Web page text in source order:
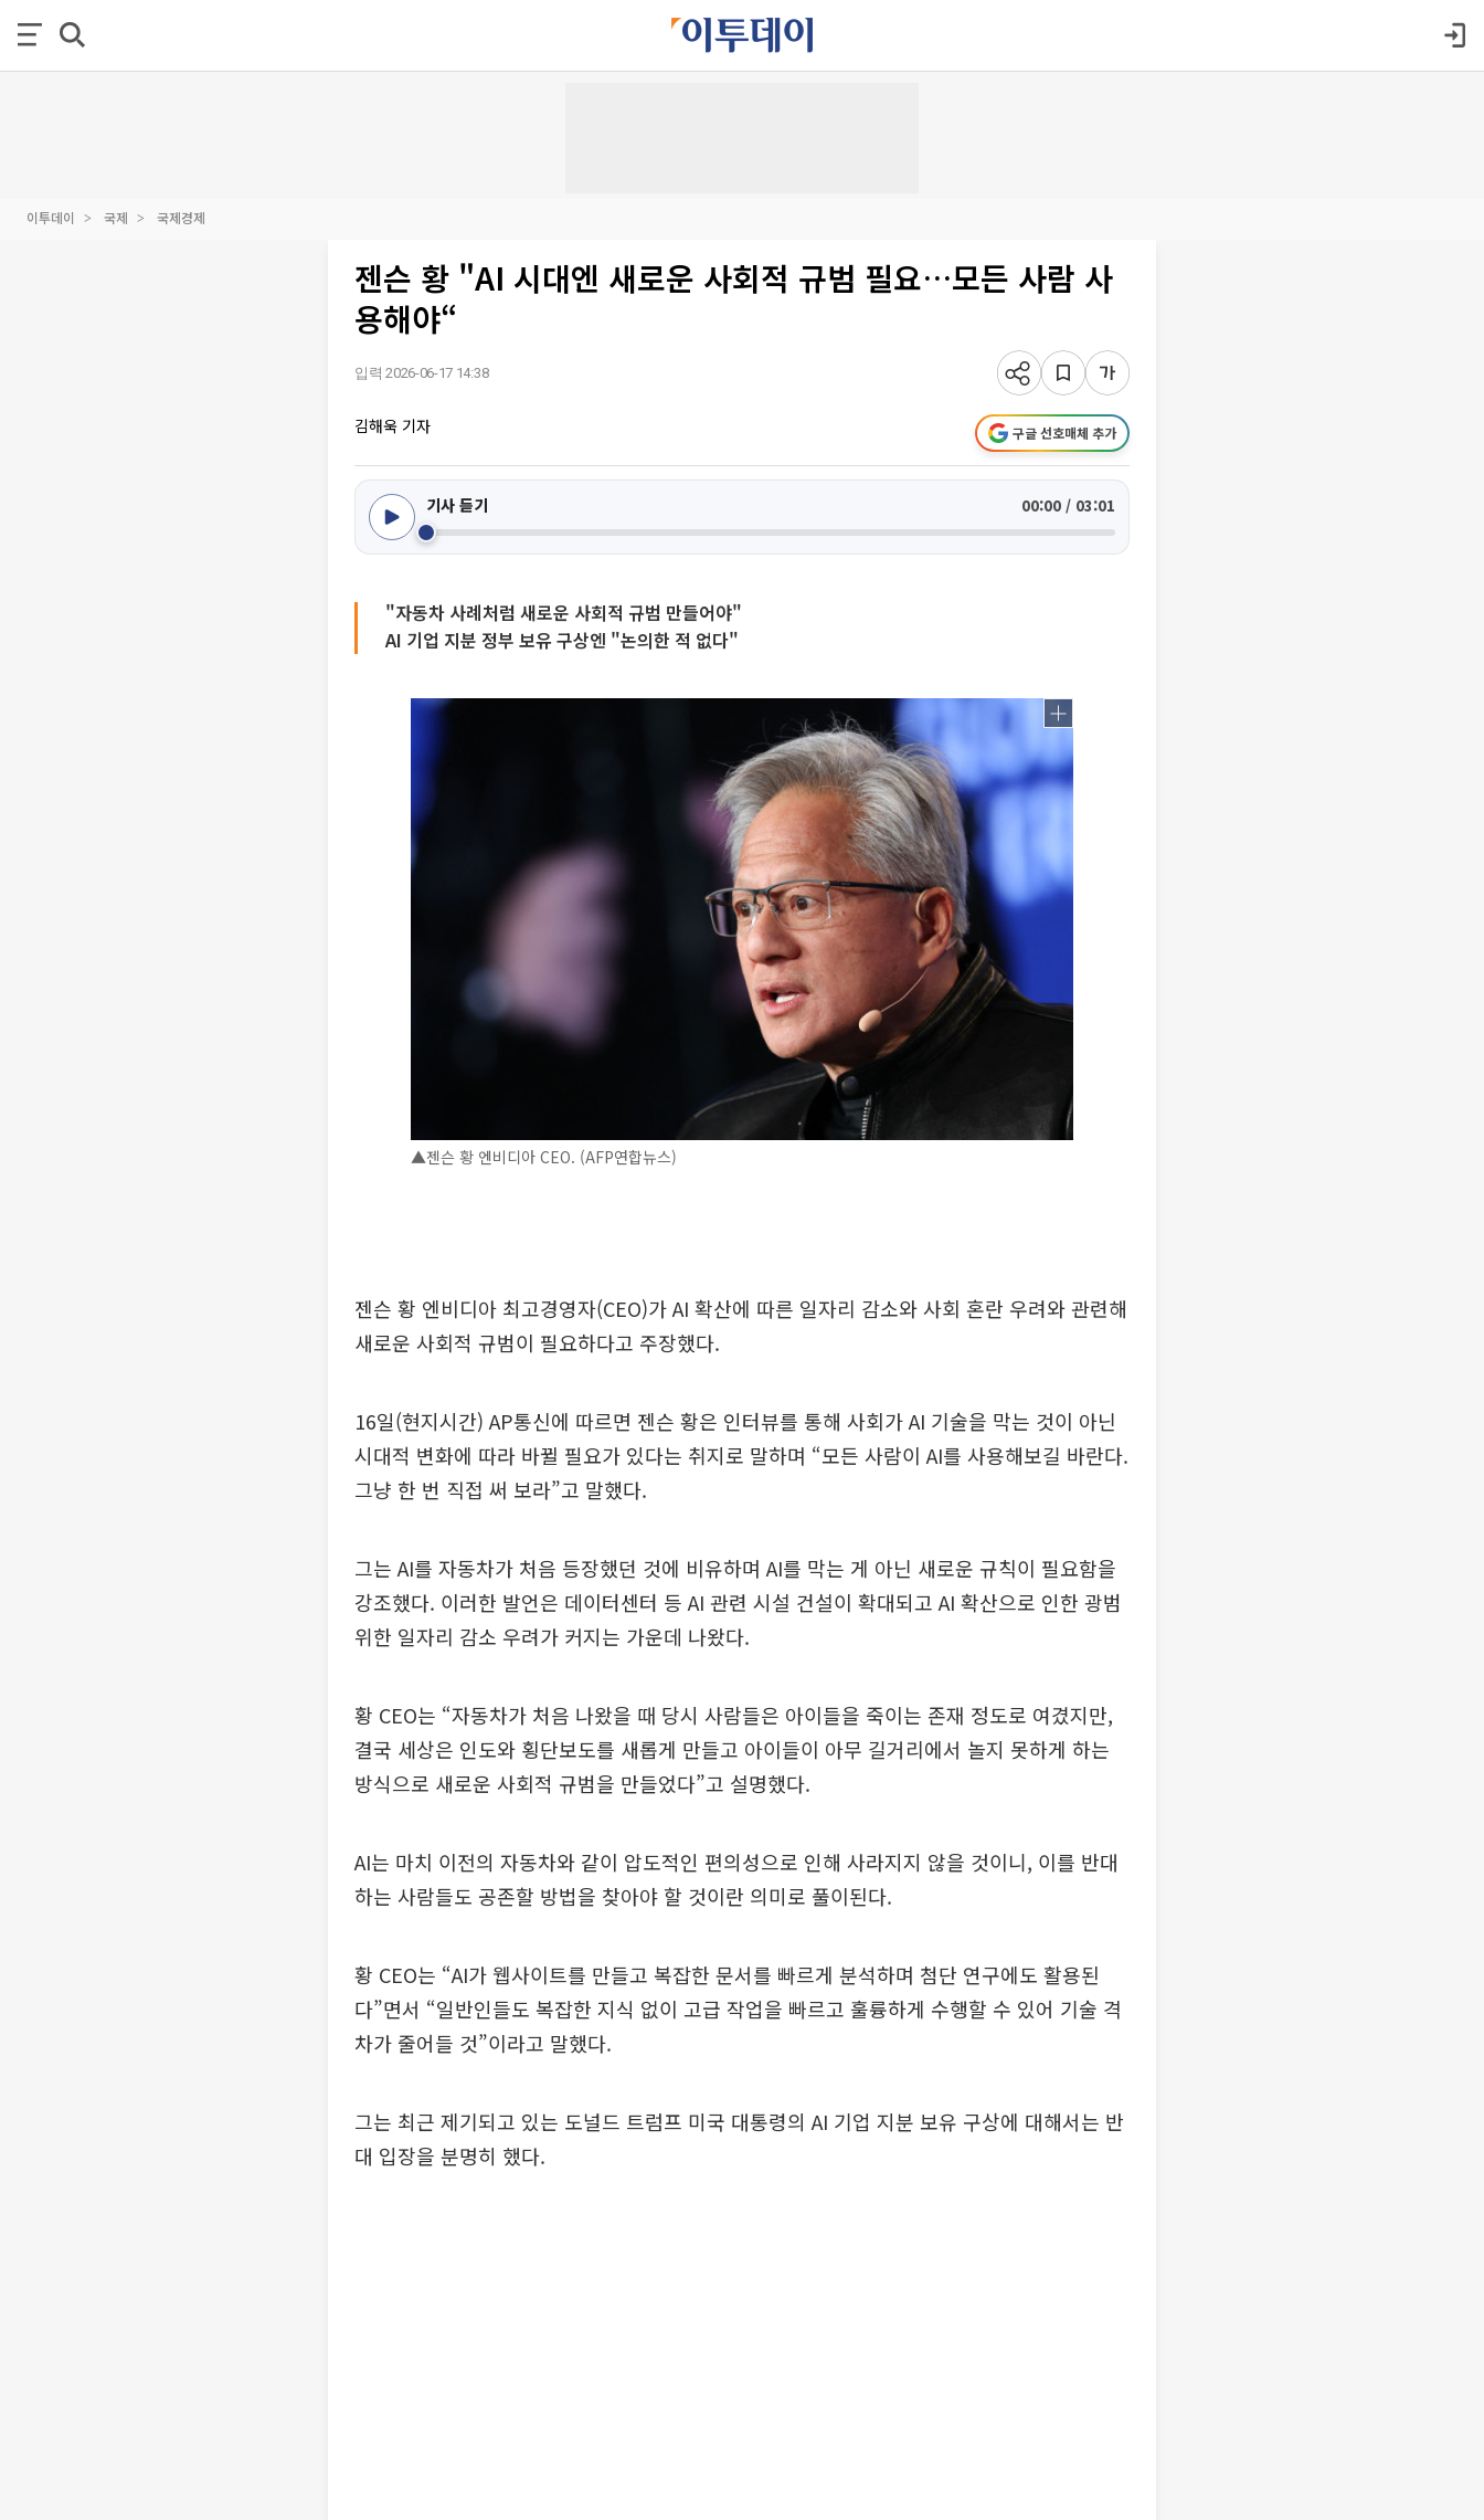
이투데이 국제 국제경제
젠슨 황 "AI 시대엔 새로운 사회적 규범 필요…모든 사람 사
용해야“
입력 2026-06-17 14:38
김해욱 기자 구글 선호매체 추가
기사 듣기 00:00 / 03:01
"자동차 사례처럼 새로운 사회적 규범 만들어야"
AI 기업 지분 정부 보유 구상엔 "논의한 적 없다"
▲젠슨 황 엔비디아 CEO. (AFP연합뉴스)
젠슨 황 엔비디아 최고경영자(CEO)가 AI 확산에 따른 일자리 감소와 사회 혼란 우려와 관련해
새로운 사회적 규범이 필요하다고 주장했다.
16일(현지시간) AP통신에 따르면 젠슨 황은 인터뷰를 통해 사회가 AI 기술을 막는 것이 아닌
시대적 변화에 따라 바뀔 필요가 있다는 취지로 말하며 “모든 사람이 AI를 사용해보길 바란다.
그냥 한 번 직접 써 보라”고 말했다.
그는 AI를 자동차가 처음 등장했던 것에 비유하며 AI를 막는 게 아닌 새로운 규칙이 필요함을
강조했다. 이러한 발언은 데이터센터 등 AI 관련 시설 건설이 확대되고 AI 확산으로 인한 광범
위한 일자리 감소 우려가 커지는 가운데 나왔다.
황 CEO는 “자동차가 처음 나왔을 때 당시 사람들은 아이들을 죽이는 존재 정도로 여겼지만,
결국 세상은 인도와 횡단보도를 새롭게 만들고 아이들이 아무 길거리에서 놀지 못하게 하는
방식으로 새로운 사회적 규범을 만들었다”고 설명했다.
AI는 마치 이전의 자동차와 같이 압도적인 편의성으로 인해 사라지지 않을 것이니, 이를 반대
하는 사람들도 공존할 방법을 찾아야 할 것이란 의미로 풀이된다.
황 CEO는 “AI가 웹사이트를 만들고 복잡한 문서를 빠르게 분석하며 첨단 연구에도 활용된
다”면서 “일반인들도 복잡한 지식 없이 고급 작업을 빠르고 훌륭하게 수행할 수 있어 기술 격
차가 줄어들 것”이라고 말했다.
그는 최근 제기되고 있는 도널드 트럼프 미국 대통령의 AI 기업 지분 보유 구상에 대해서는 반
대 입장을 분명히 했다.